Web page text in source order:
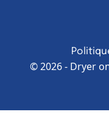
© 2026 - Dryer